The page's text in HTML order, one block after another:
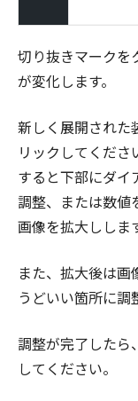
切り抜きマークを
が変化します。
新しく展開された
リックしてくださ
すると下部にダイ
調整、または数値
画像を拡大ししま
また、拡大後は画
うどいい箇所に調
調整が完了したら
してください。